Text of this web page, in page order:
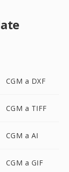
CGM a DXF
CGM a TIFF
CGM a AI
CGM a GIF